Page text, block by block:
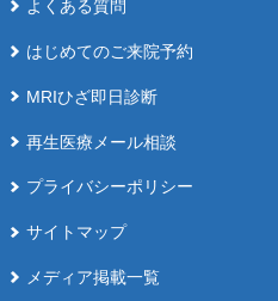
よくある質問
はじめてのご来院予約
MRIひざ即日診断
再生医療メール相談
プライバシーポリシー
サイトマップ
メディア掲載一覧